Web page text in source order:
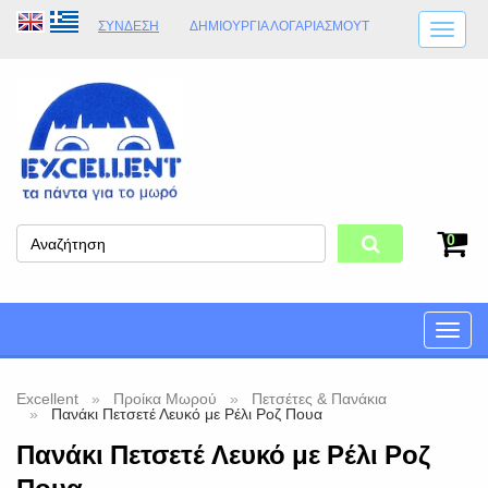
ΣΎΝΔΕΣΗ ΔΗΜΙΟΥΡΓΊΑ ΛΟΓΑΡΙΑΣΜΟΎT
ΩΡΆΡΙΟ ΚΑΤΑΣΤΉΜΑΤΟΣ
ΦΥΣΙΚΌ ΚΑΤΆΣΤΗΜΑ
0
Toggle
Excellent Προίκα Μωρού
Πετσέτες & Πανάκια
Πανάκι Πετσετέ Λευκό με Ρέλι Ροζ Πουα
Πανάκι Πετσετέ Λευκό με Ρέλι Ροζ